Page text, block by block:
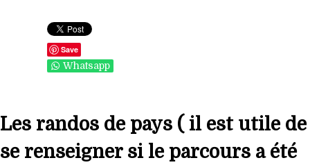
Save
Whatsapp
Les randos de pays ( il est utile de
se renseigner si le parcours a été